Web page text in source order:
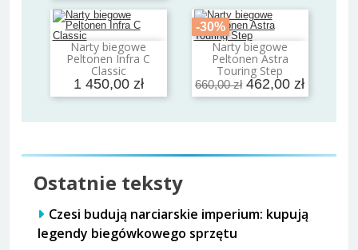
Narty biegowe
Peltonen Infra C
Classic
1 450,00 zł
Dodaj do koszyka
-30%
Narty biegowe
Peltonen Astra
Touring Step
660,00 zł 462,00 zł
Dodaj do koszyka
Ostatnie teksty
Czesi budują narciarskie imperium: kupują
legendy biegówkowego sprzętu